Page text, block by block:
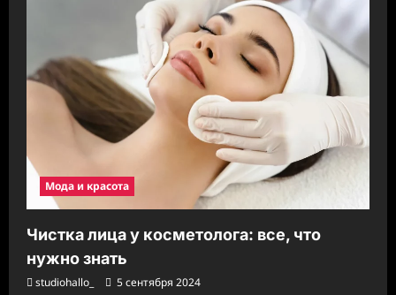
Мода и красота
Чистка лица у косметолога: все, что
нужно знать
studiohallo_ 5 сентября 2024